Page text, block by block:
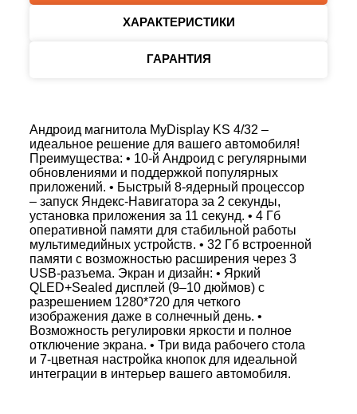
ХАРАКТЕРИСТИКИ
ГАРАНТИЯ
Андроид магнитола MyDisplay KS 4/32 –
идеальное решение для вашего автомобиля!
Преимущества: • 10-й Андроид с регулярными
обновлениями и поддержкой популярных
приложений. • Быстрый 8-ядерный процессор
– запуск Яндекс-Навигатора за 2 секунды,
установка приложения за 11 секунд. • 4 Гб
оперативной памяти для стабильной работы
мультимедийных устройств. • 32 Гб встроенной
памяти с возможностью расширения через 3
USB-разъема. Экран и дизайн: • Яркий
QLED+Sealed дисплей (9–10 дюймов) с
разрешением 1280*720 для четкого
изображения даже в солнечный день. •
Возможность регулировки яркости и полное
отключение экрана. • Три вида рабочего стола
и 7-цветная настройка кнопок для идеальной
интеграции в интерьер вашего автомобиля.